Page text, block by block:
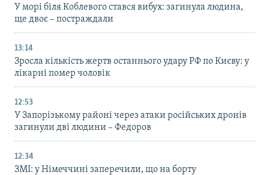
У морі біля Коблевого стався вибух: загинула людина,
ще двоє – постраждали
13:14
Зросла кількість жертв останнього удару РФ по Києву: у
лікарні помер чоловік
12:53
У Запорізькому районі через атаки російських дронів
загинули дві людини – Федоров
12:34
ЗМІ: у Німеччині заперечили, що на борту